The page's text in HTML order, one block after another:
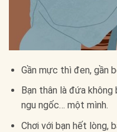
Gần mực thì đen, gần
Bạn thân là đứa
ngu ngốc… một mình.
Chơi với bạn hết lòng,